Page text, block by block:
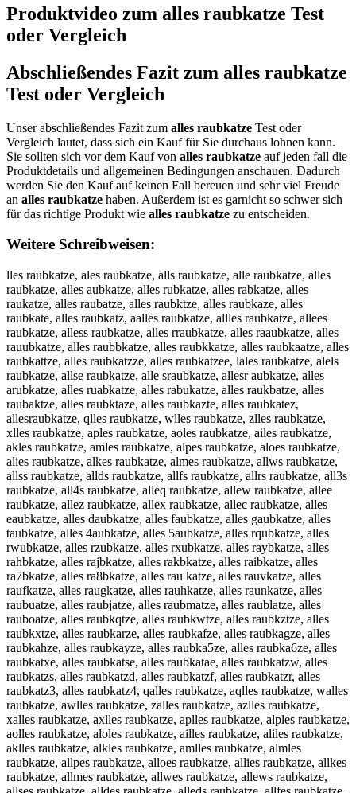
Produktvideo zum alles raubkatze Test
oder Vergleich
Abschließendes Fazit zum alles raubkatze
Test oder Vergleich
Unser abschließendes Fazit zum alles raubkatze Test oder
Vergleich lautet, dass sich ein Kauf für Sie durchaus lohnen kann.
Sie sollten sich vor dem Kauf von alles raubkatze auf jeden fall die
Produktdetails und allgemeinen Bedingungen anschauen. Dadurch
werden Sie den Kauf auf keinen Fall bereuen und sehr viel Freude
an alles raubkatze haben. Außerdem ist es garnicht so schwer sich
für das richtige Produkt wie alles raubkatze zu entscheiden.
Weitere Schreibweisen:
lles raubkatze, ales raubkatze, alls raubkatze, alle raubkatze, alles
raubkatze, alles aubkatze, alles rubkatze, alles rabkatze, alles
raukatze, alles raubatze, alles raubktze, alles raubkaze, alles
raubkate, alles raubkatz, aalles raubkatze, allles raubkatze, allees
raubkatze, alless raubkatze, alles rraubkatze, alles raaubkatze, alles
rauubkatze, alles raubbkatze, alles raubkkatze, alles raubkaatze, alles
raubkattze, alles raubkatzze, alles raubkatzee, lales raubkatze, alels
raubkatze, allse raubkatze, alle sraubkatze, allesr aubkatze, alles
arubkatze, alles ruabkatze, alles rabukatze, alles raukbatze, alles
raubaktze, alles raubktaze, alles raubkazte, alles raubkatez,
allesraubkatze, qlles raubkatze, wlles raubkatze, zlles raubkatze,
xlles raubkatze, aples raubkatze, aoles raubkatze, ailes raubkatze,
akles raubkatze, amles raubkatze, alpes raubkatze, aloes raubkatze,
alies raubkatze, alkes raubkatze, almes raubkatze, allws raubkatze,
allss raubkatze, allds raubkatze, allfs raubkatze, allrs raubkatze, all3s
raubkatze, all4s raubkatze, alleq raubkatze, allew raubkatze, allee
raubkatze, allez raubkatze, allex raubkatze, allec raubkatze, alles
eaubkatze, alles daubkatze, alles faubkatze, alles gaubkatze, alles
taubkatze, alles 4aubkatze, alles 5aubkatze, alles rqubkatze, alles
rwubkatze, alles rzubkatze, alles rxubkatze, alles raybkatze, alles
rahbkatze, alles rajbkatze, alles rakbkatze, alles raibkatze, alles
ra7bkatze, alles ra8bkatze, alles rau katze, alles rauvkatze, alles
raufkatze, alles raugkatze, alles rauhkatze, alles raunkatze, alles
raubuatze, alles raubjatze, alles raubmatze, alles raublatze, alles
rauboatze, alles raubkqtze, alles raubkwtze, alles raubkztze, alles
raubkxtze, alles raubkarze, alles raubkafze, alles raubkagze, alles
raubkahze, alles raubkayze, alles raubka5ze, alles raubka6ze, alles
raubkatxe, alles raubkatse, alles raubkatae, alles raubkatzw, alles
raubkatzs, alles raubkatzd, alles raubkatzf, alles raubkatzr, alles
raubkatz3, alles raubkatz4, qalles raubkatze, aqlles raubkatze, walles
raubkatze, awlles raubkatze, zalles raubkatze, azlles raubkatze,
xalles raubkatze, axlles raubkatze, aplles raubkatze, alples raubkatze,
aolles raubkatze, aloles raubkatze, ailles raubkatze, aliles raubkatze,
aklles raubkatze, alkles raubkatze, amlles raubkatze, almles
raubkatze, allpes raubkatze, alloes raubkatze, allies raubkatze, allkes
raubkatze, allmes raubkatze, allwes raubkatze, allews raubkatze,